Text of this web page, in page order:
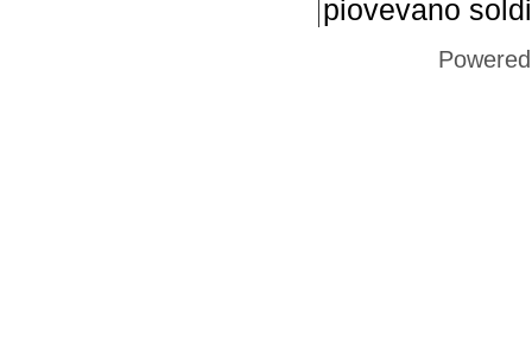
piovevano